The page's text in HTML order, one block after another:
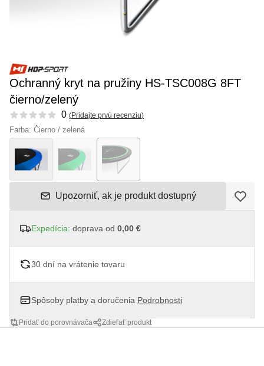
Ochranný kryt na pružiny HS-TSC008G 8FT
čierno/zelený
Reviews 0 (Pridajte prvú recenziu)
Farba: Čierno / zelená
Upozorniť, ak je produkt dostupný
Expedícia: doprava od 0,00 €
30 dní na vrátenie tovaru
Spôsoby platby a doručenia Podrobnosti
Pridať do porovnávača Zdieľať produkt